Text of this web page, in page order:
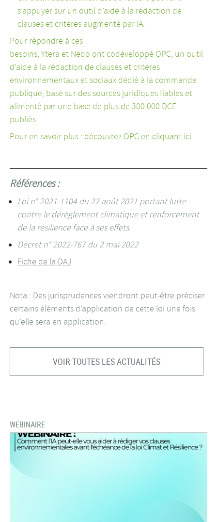
s’appuyer sur un outil d’aide à la rédaction de
clauses et critères augmenté par IA.
Pour répondre à ces
besoins, Ytera et Neqo ont codéveloppé OPC, un outil
d’aide à la rédaction de clauses et critères
environnementaux et sociaux dédié à la commande
publique, basé sur des sources juridiques fiables et
alimenté par une base de plus de 300 000 DCE
publiés.
Pour en savoir plus : découvrez OPC en cliquant ici
Références :
Loi n° 2021-1104 du 22 août 2021 portant lutte
contre le dérèglement climatique et renforcement
de la résilience face à ses effets.
Décret n° 2022-767 du 2 mai 2022
Fiche de la DAJ
Nota : Des jurisprudences viendront peut-être préciser
certains éléments d’application de cette loi une fois
qu’elle sera en application.
VOIR TOUTES LES ACTUALITÉS
WEBINAIRE